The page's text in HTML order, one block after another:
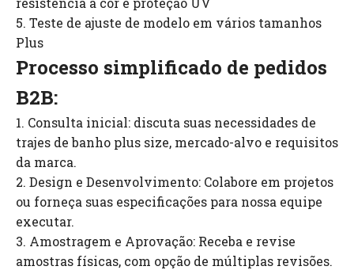
5. Teste de ajuste de modelo em vários tamanhos
Plus
Processo simplificado de pedidos
B2B:
1. Consulta inicial: discuta suas necessidades de
trajes de banho plus size, mercado-alvo e requisitos
da marca.
2. Design e Desenvolvimento: Colabore em projetos
ou forneça suas especificações para nossa equipe
executar.
3. Amostragem e Aprovação: Receba e revise
amostras físicas, com opção de múltiplas revisões.